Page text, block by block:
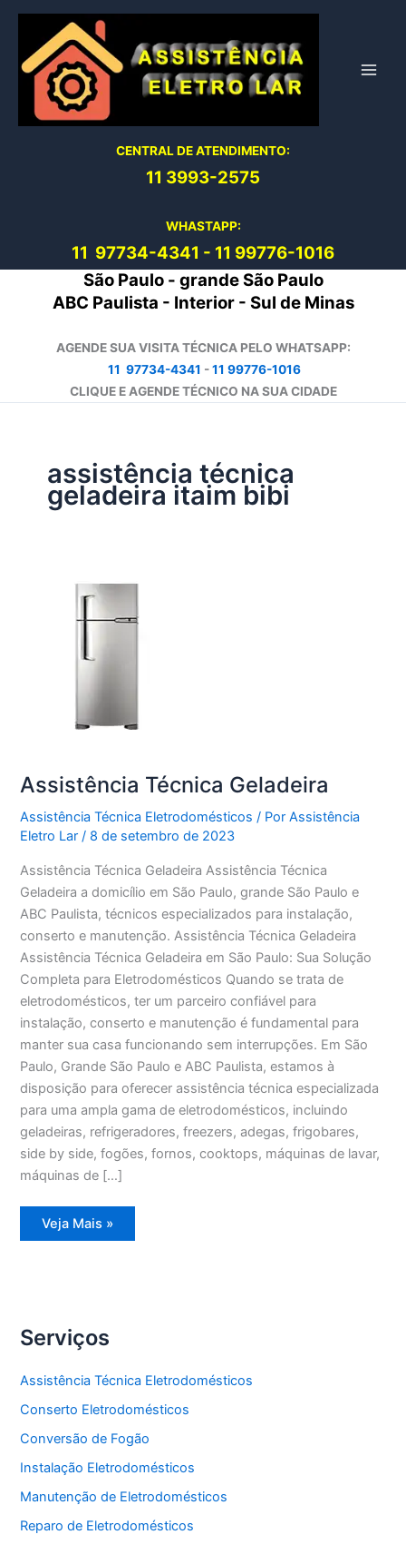
conteúdo
CENTRAL DE ATENDIMENTO:
11 3993-2575
WHASTAPP:
11 97734-4341 - 11 99776-1016
São Paulo - grande São Paulo
ABC Paulista - Interior - Sul de Minas
AGENDE SUA VISITA TÉCNICA PELO WHATSAPP:
11 97734-4341 -11 99776-1016
CLIQUE E AGENDE TÉCNICO NA SUA CIDADE
assistência técnica
geladeira itaim bibi
Assistência Técnica Geladeira
Assistência Técnica Eletrodomésticos / PorAssistência
Eletro Lar/ 8 de setembro de 2023
Assistência Técnica Geladeira Assistência Técnica
Geladeira a domicílio em São Paulo, grande São Paulo e
ABC Paulista, técnicos especializados para instalação,
conserto e manutenção. Assistência Técnica Geladeira
Assistência Técnica Geladeira em São Paulo: Sua Solução
Completa para Eletrodomésticos Quando se trata de
eletrodomésticos, ter um parceiro confiável para
instalação, conserto e manutenção é fundamental para
manter sua casa funcionando sem interrupções. Em São
Paulo, Grande São Paulo e ABC Paulista, estamos à
disposição para oferecer assistência técnica especializada
para uma ampla gama de eletrodomésticos, incluindo
geladeiras, refrigeradores, freezers, adegas, frigobares,
side by side, fogões, fornos, cooktops, máquinas de lavar,
máquinas de […]
Assistência
Técnica
Veja Mais »
Serviços
Assistência Técnica Eletrodomésticos
Conserto Eletrodomésticos
Conversão de Fogão
Instalação Eletrodomésticos
Manutenção de Eletrodomésticos
Reparo de Eletrodomésticos